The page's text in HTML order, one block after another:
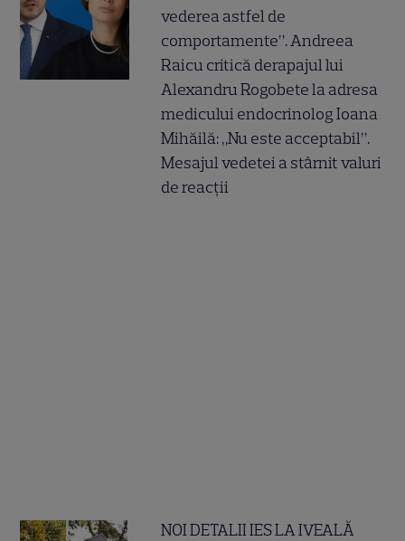
vederea astfel de
comportamente”. Andreea
Raicu critică derapajul lui
Alexandru Rogobete la adresa
medicului endocrinolog Ioana
Mihăilă: „Nu este acceptabil”.
Mesajul vedetei a stârnit valuri
de reacții
NOI DETALII IES LA IVEALĂ